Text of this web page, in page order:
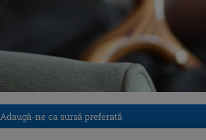
Adaugă-ne ca sursă preferată